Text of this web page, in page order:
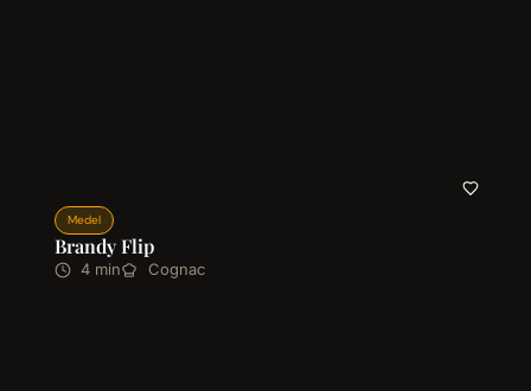
Medel
Brandy Flip
4 min Cognac